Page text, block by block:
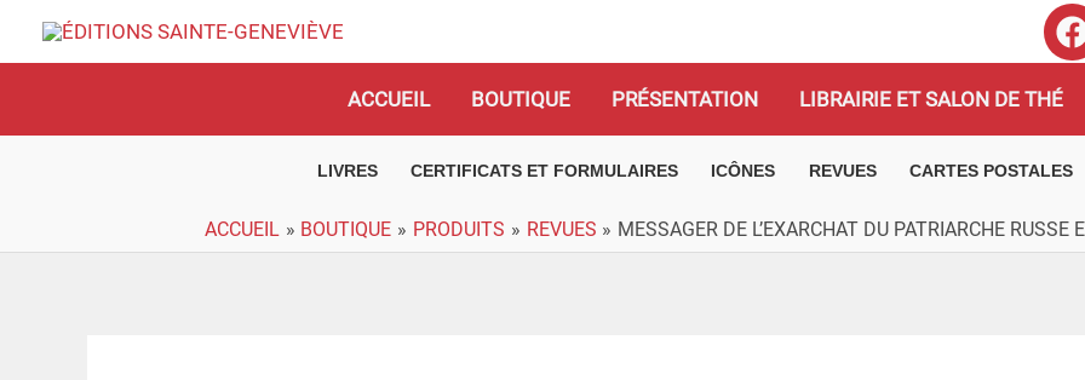
ACCUEIL BOUTIQUE PRÉSENTATION LIBRAIRIE ET SALON DE THÉ
LIVRES CERTIFICATS ET FORMULAIRES ICÔNES REVUES CARTES POSTALES
ACCUEIL BOUTIQUE PRODUITS REVUES MESSAGER DE L’EXARCHAT DU PATRIARCHE